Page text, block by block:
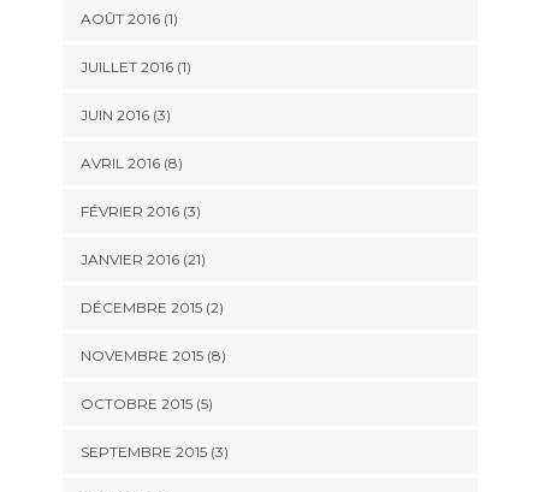
AOÛT 2016 (1)
JUILLET 2016 (1)
JUIN 2016 (3)
AVRIL 2016 (8)
FÉVRIER 2016 (3)
JANVIER 2016 (21)
DÉCEMBRE 2015 (2)
NOVEMBRE 2015 (8)
OCTOBRE 2015 (5)
SEPTEMBRE 2015 (3)